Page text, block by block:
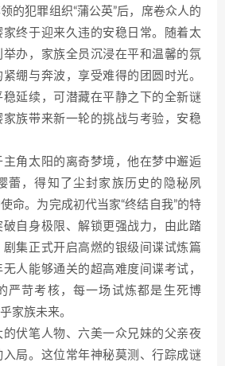
的犯罪组织“蒲公英”后，席卷众人的
终于迎来久违的安稳日常。随着太
举办，家族全员沉浸在平和温馨的氛
绷与奔波，享受难得的团圆时光。
延续，可潜藏在平静之下的全新谜
家族带来新一轮的挑战与考验，安稳
角太阳的离奇梦境，他在梦中邂逅
蕾，得知了尘封家族历史的隐秘夙
命。为完成初代当家“终结自我”的特
自身极限、解锁更强战力，由此踏
剧集正式开启高燃的银级间谍试炼篇
人能够通关的超高难度间谍考试，
严苛考核，每一场试炼都是生死博
家族未来。
伏笔人物、六美一众兄妹的父亲夜
局。这位常年神秘莫测、行踪成谜